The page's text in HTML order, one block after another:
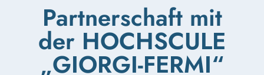
Partnerschaft mit
der HOCHSCULE
„GIORGI-FERMI“